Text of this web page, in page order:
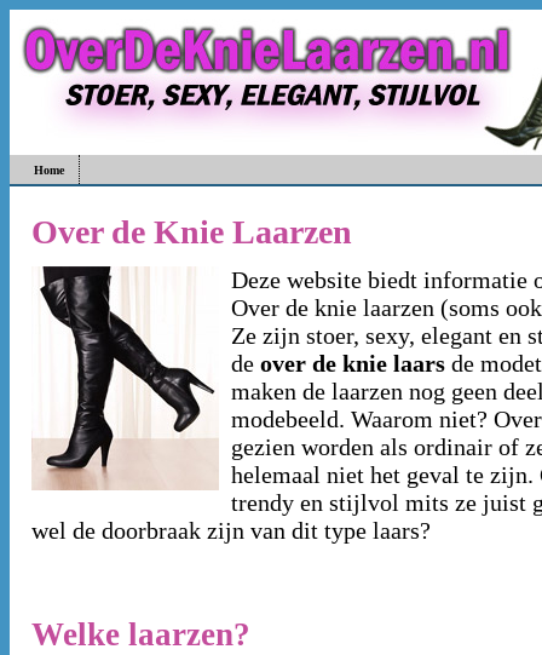
Home
Over de Knie Laarzen
Deze website biedt informatie
Over de knie laarzen (soms
Ze zijn stoer, sexy, elegant en
de over de knie laars de
maken de laarzen nog geen
modebeeld. Waarom niet?
gezien worden als ordinair of
helemaal niet het geval te
trendy en stijlvol mits ze juist
wel de doorbraak zijn van dit type laars?
Welke laarzen?